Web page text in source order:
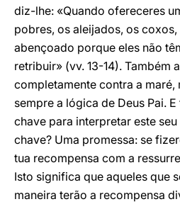
diz-lhe: «Quando ofereceres
pobres, os aleijados, os
abençoado porque eles não
retribuir» (vv. 13-14). Também
completamente contra a
sempre a lógica de Deus Pai.
chave para interpretar este
chave? Uma promessa: se
tua recompensa com a
Isto significa que aqueles que
maneira terão a recompensa